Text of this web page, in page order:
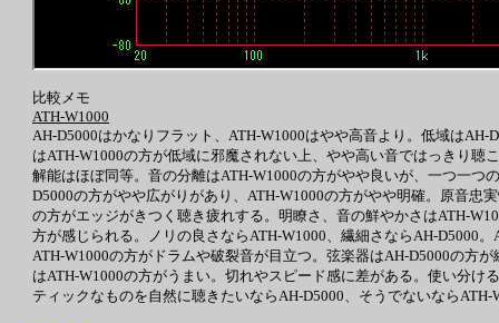
比較メモ
ATH-W1000
AH-D5000はかなりフラット、ATH-W1000はやや高音より。低域は
はATH-W1000の方が低域に邪魔されない上、やや高い音ではっきり
解能はほぼ同等。音の分離はATH-W1000の方がやや良いが、一つ一
D5000の方がやや広がりがあり、ATH-W1000の方がやや明確。原音忠
の方がエッジがきつく聴き疲れする。明瞭さ、音の鮮やかさはATH-
方が感じられる。ノリの良さならATH-W1000、繊細さならAH-D5000
ATH-W1000の方がドラムや破裂音が目立つ。弦楽器はAH-D5000の方
はATH-W1000の方がうまい。切れやスピード感に差がある。使い分
ティックなものを自然に聴きたいならAH-D5000、そうでないならATH-